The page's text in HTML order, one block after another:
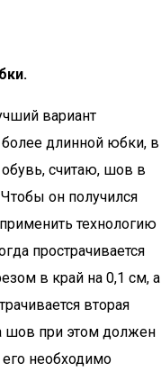
вариант
длинной юбки, в
считаю, шов в
он получился
технологию
прострачивается
в край на 0,1 см, а
вторая
шов при этом должен
необходимо